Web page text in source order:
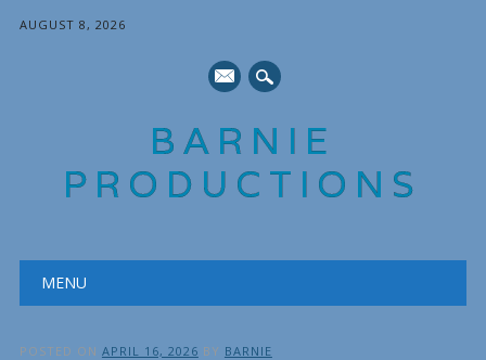
AUGUST 8, 2026
mail
BARNIE
PRODUCTIONS
Main menu
MENU
POSTED ON APRIL 16, 2026 BY BARNIE